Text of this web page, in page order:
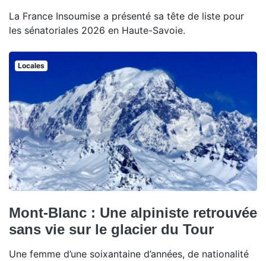
La France Insoumise a présenté sa tête de liste pour
les sénatoriales 2026 en Haute-Savoie.
Locales
Mont-Blanc : Une alpiniste retrouvée
sans vie sur le glacier du Tour
Une femme d’une soixantaine d’années, de nationalité